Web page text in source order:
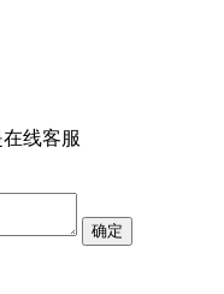
线客服
确定